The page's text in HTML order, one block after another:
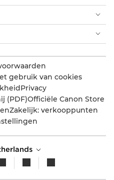
gebruik van cookies
Privacy
(PDF)Officiële Canon Store
Zakelijk: verkooppunten